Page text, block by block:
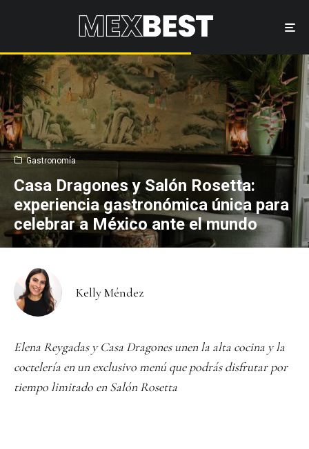
Gastronomía
Casa Dragones y Salón Rosetta:
experiencia gastronómica única para
celebrar a México ante el mundo
Kelly Méndez
Elena Reygadas y Casa Dragones unen la alta cocina y la
coctelería en un exclusivo menú que podrás disfrutar por
tiempo limitado en Salón Rosetta